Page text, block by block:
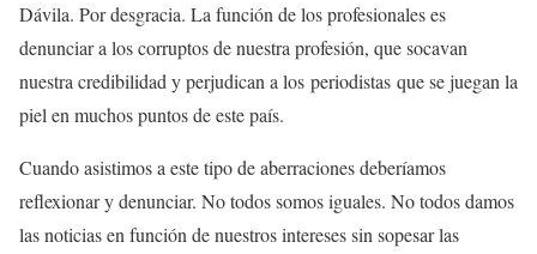
Dávila. Por desgracia. La función de los profesionales es
denunciar a los corruptos de nuestra profesión, que socavan
nuestra credibilidad y perjudican a los periodistas que se juegan la
piel en muchos puntos de este país.
Cuando asistimos a este tipo de aberraciones deberíamos
reflexionar y denunciar. No todos somos iguales. No todos damos
las noticias en función de nuestros intereses sin sopesar las